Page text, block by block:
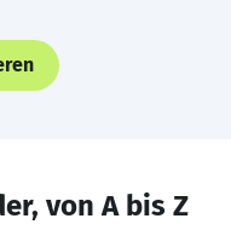
von A bis Z